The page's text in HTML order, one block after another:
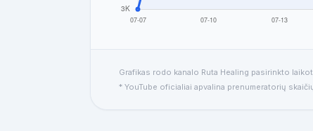
Grafikas rodo kanalo Ruta Healing pasirinkto
* YouTube oficialiai apvalina prenumeratorių